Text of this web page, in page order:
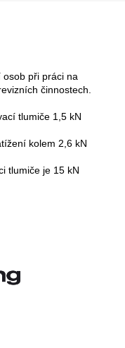
při práci na
činnostech.
tlumiče 1,5 kN
kolem 2,6 kN
tlumiče je 15 kN